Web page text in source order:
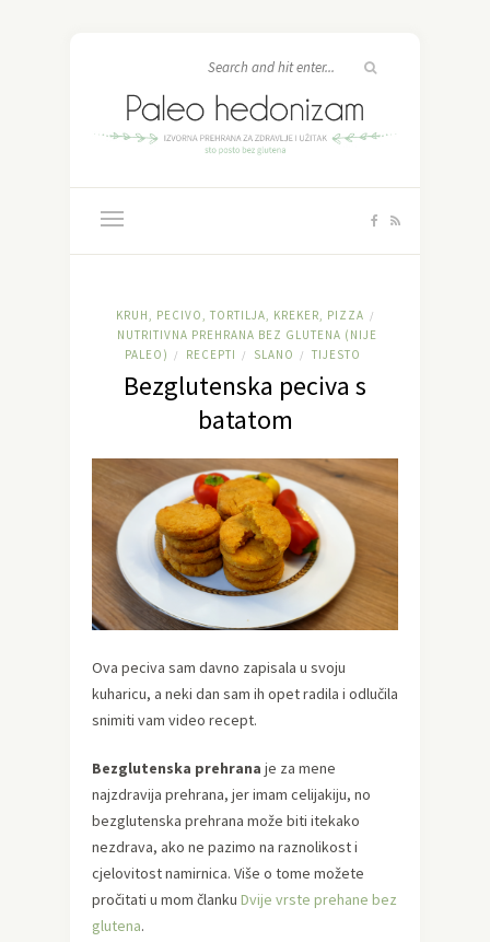
KRUH, PECIVO, TORTILJA, KREKER, PIZZA /
NUTRITIVNA PREHRANA BEZ GLUTENA (NIJE
PALEO)
/ RECEPTI / SLANO / TIJESTO
Bezglutenska peciva s
batatom
Ova peciva sam davno zapisala u svoju
kuharicu, a neki dan sam ih opet radila i odlučila
snimiti vam video recept.
Bezglutenska prehrana je za mene
najzdravija prehrana, jer imam celijakiju, no
bezglutenska prehrana može biti itekako
nezdrava, ako ne pazimo na raznolikost i
cjelovitost namirnica. Više o tome možete
pročitati u mom članku Dvije vrste prehane bez
glutena.